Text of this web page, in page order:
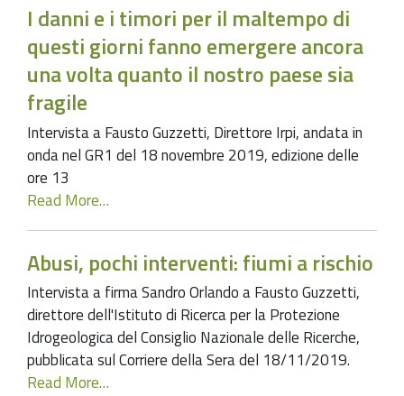
I danni e i timori per il maltempo di
questi giorni fanno emergere ancora
una volta quanto il nostro paese sia
fragile
Intervista a Fausto Guzzetti, Direttore Irpi, andata in
onda nel GR1 del 18 novembre 2019, edizione delle
ore 13
Read More…
Abusi, pochi interventi: fiumi a rischio
Intervista a firma Sandro Orlando a Fausto Guzzetti,
direttore dell'Istituto di Ricerca per la Protezione
Idrogeologica del Consiglio Nazionale delle Ricerche,
pubblicata sul Corriere della Sera del 18/11/2019.
Read More…